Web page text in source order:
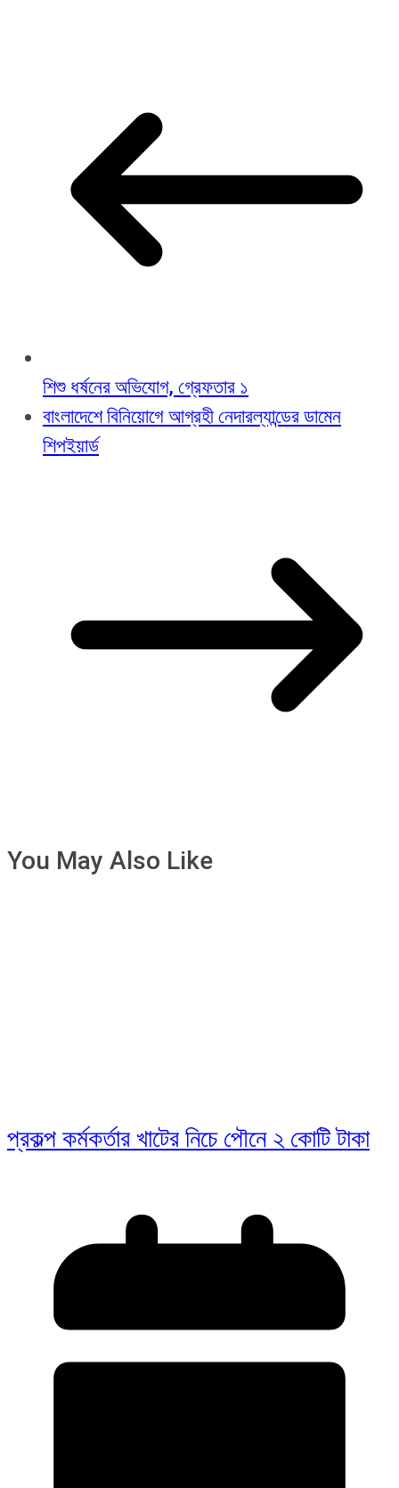
শিশু ধর্ষনের অভিযোগ, গ্রেফতার ১
বাংলাদেশে বিনিয়োগে আগ্রহী নেদারল্যান্ডের ডামেন
শিপইয়ার্ড
You May Also Like
প্রকল্প কর্মকর্তার খাটের নিচে পৌনে ২ কোটি টাকা